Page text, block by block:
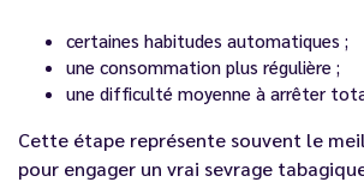
certaines habitudes automatiques ;
une consommation plus régulière ;
une difficulté moyenne à arrêter
Cette étape représente souvent le
pour engager un vrai sevrage